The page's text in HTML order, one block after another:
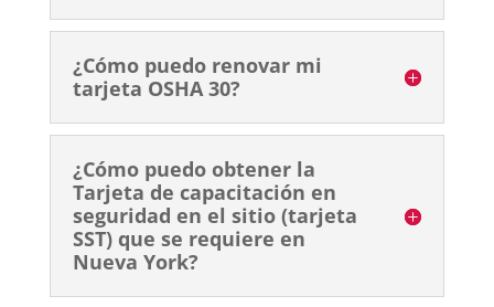
¿Cómo puedo renovar mi
tarjeta OSHA 30?
¿Cómo puedo obtener la
Tarjeta de capacitación en
seguridad en el sitio (tarjeta
SST) que se requiere en
Nueva York?